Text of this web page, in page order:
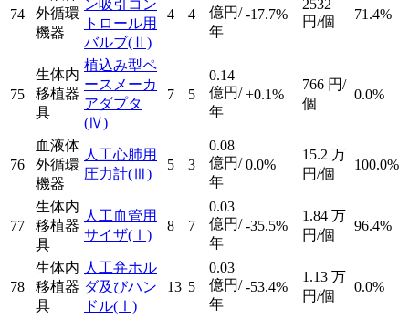
74
外循環
機器
ン吸引コン
トロール用
バルブ(Ⅱ)
4 4
億円/
年
-17.7%
2532
円/個
71.4%
75
生体内
移植器
具
植込み型ペ
ースメーカ
アダプタ
(Ⅳ)
7 5
0.14
億円/
年
+0.1%
766 円/
個
0.0%
76
血液体
外循環
機器
人工心肺用
圧力計(Ⅲ)
5 3
0.08
億円/
年
0.0%
15.2 万
円/個
100.0%
77
生体内
移植器
具
人工血管用
サイザ(Ⅰ)
8 7
0.03
億円/
年
-35.5%
1.84 万
円/個
96.4%
78
生体内
移植器
具
人工弁ホル
ダ及びハン
ドル(Ⅰ)
13 5
0.03
億円/
年
-53.4%
1.13 万
円/個
0.0%